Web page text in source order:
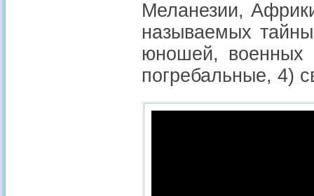
Меланезии,
называемых
юношей, военных
погребальные, 4)